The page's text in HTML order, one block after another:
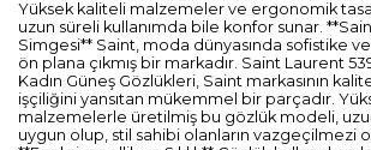
Yüksek kaliteli malzemeler ve ergonomik
uzun süreli kullanımda bile konfor sunar.
Simgesi** Saint, moda dünyasında sofistike ve
ön plana çıkmış bir markadır. Saint Laurent
Kadın Güneş Gözlükleri, Saint markasının
işçiliğini yansıtan mükemmel bir parçadır.
malzemelerle üretilmiş bu gözlük modeli,
uygun olup, stil sahibi olanların vazgeçilmezi